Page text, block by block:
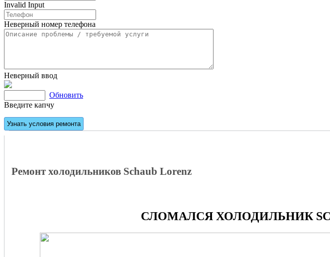
Invalid Input
Неверный номер телефона
Неверный ввод
Обновить
Введите капчу
Ремонт холодильников Schaub Lorenz
СЛОМАЛСЯ ХОЛОДИЛЬНИК